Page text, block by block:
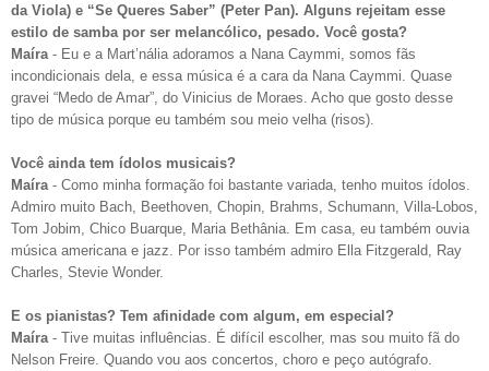
da Viola) e “Se Queres Saber” (Peter Pan). Alguns rejeitam esse
estilo de samba por ser melancólico, pesado. Você gosta?
Maíra - Eu e a Mart’nália adoramos a Nana Caymmi, somos fãs
incondicionais dela, e essa música é a cara da Nana Caymmi. Quase
gravei “Medo de Amar”, do Vinicius de Moraes. Acho que gosto desse
tipo de música porque eu também sou meio velha (risos).
Você ainda tem ídolos musicais?
Maíra - Como minha formação foi bastante variada, tenho muitos ídolos.
Admiro muito Bach, Beethoven, Chopin, Brahms, Schumann, Villa-Lobos,
Tom Jobim, Chico Buarque, Maria Bethânia. Em casa, eu também ouvia
música americana e jazz. Por isso também admiro Ella Fitzgerald, Ray
Charles, Stevie Wonder.
E os pianistas? Tem afinidade com algum, em especial?
Maíra - Tive muitas influências. É difícil escolher, mas sou muito fã do
Nelson Freire. Quando vou aos concertos, choro e peço autógrafo.